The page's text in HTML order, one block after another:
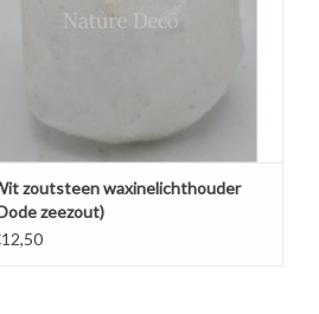
zoutsteen waxinelichthouder
zeezout)